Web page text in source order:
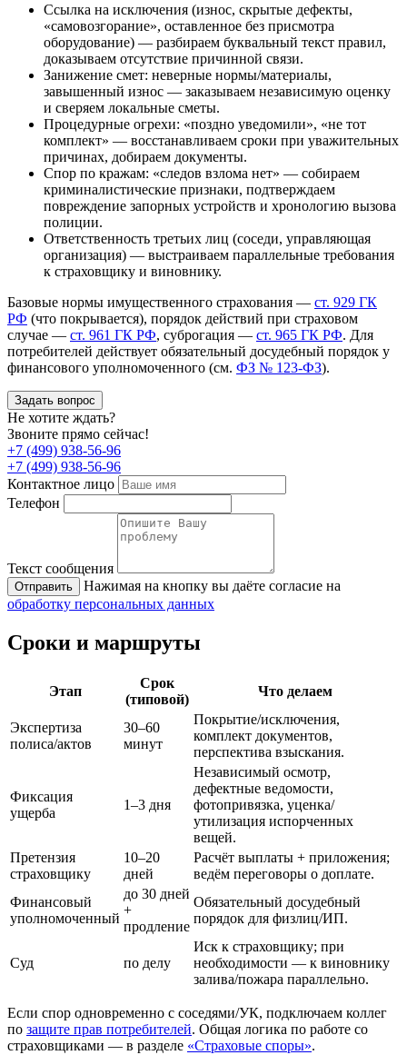
Ссылка на исключения (износ, скрытые дефекты,
«самовозгорание», оставленное без присмотра
оборудование) — разбираем буквальный текст правил,
доказываем отсутствие причинной связи.
Занижение смет: неверные нормы/материалы,
завышенный износ — заказываем независимую оценку
и сверяем локальные сметы.
Процедурные огрехи: «поздно уведомили», «не тот
комплект» — восстанавливаем сроки при уважительных
причинах, добираем документы.
Спор по кражам: «следов взлома нет» — собираем
криминалистические признаки, подтверждаем
повреждение запорных устройств и хронологию вызова
полиции.
Ответственность третьих лиц (соседи, управляющая
организация) — выстраиваем параллельные требования
к страховщику и виновнику.
Базовые нормы имущественного страхования — ст. 929 ГК
РФ (что покрывается), порядок действий при страховом
случае — ст. 961 ГК РФ, суброгация — ст. 965 ГК РФ. Для
потребителей действует обязательный досудебный порядок у
финансового уполномоченного (см. ФЗ № 123-ФЗ).
Задать вопрос
Не хотите ждать?
Звоните прямо сейчас!
+7 (499) 938-56-96
+7 (499) 938-56-96
Контактное лицо
Телефон
Текст сообщения
Отправить
Нажимая на кнопку вы даёте согласие на
обработку персональных данных
Сроки и маршруты
Этап
Срок
(типовой)
Что делаем
Экспертиза
полиса/актов
30–60
минут
Покрытие/исключения,
комплект документов,
перспектива взыскания.
Фиксация
ущерба
1–3 дня
Независимый осмотр,
дефектные ведомости,
фотопривязка, уценка/
утилизация испорченных
вещей.
Претензия
страховщику
10–20
дней
Расчёт выплаты + приложения;
ведём переговоры о доплате.
Финансовый
уполномоченный
до 30 дней
+
продление
Обязательный досудебный
порядок для физлиц/ИП.
Суд по делу
Иск к страховщику; при
необходимости — к виновнику
залива/пожара параллельно.
Если спор одновременно с соседями/УК, подключаем коллег
по защите прав потребителей. Общая логика по работе со
страховщиками — в разделе «Страховые споры».